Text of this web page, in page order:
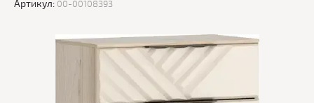
Артикул: 00-00108393